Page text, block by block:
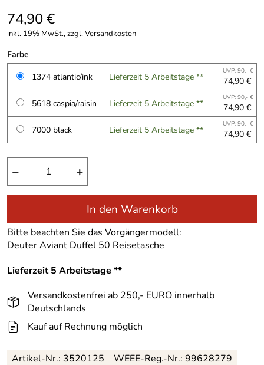
74,90 €
inkl. 19% MwSt., zzgl.Versandkosten
Farbe
1374 atlantic/ink
Lieferzeit 5 Arbeitstage ** UVP: 90,- €
74,90 €
5618 caspia/raisin
Lieferzeit 5 Arbeitstage ** UVP: 90,- €
74,90 €
7000 black
Lieferzeit 5 Arbeitstage ** UVP: 90,- €
74,90 €
− +
In den Warenkorb
Bitte beachten Sie das Vorgängermodell:
Deuter Aviant Duffel 50 Reisetasche
Lieferzeit 5 Arbeitstage **
Versandkostenfrei ab 250,- EURO innerhalb
Deutschlands
Kauf auf Rechnung möglich
Artikel-Nr.: 3520125
WEEE-Reg.-Nr.: 99628279